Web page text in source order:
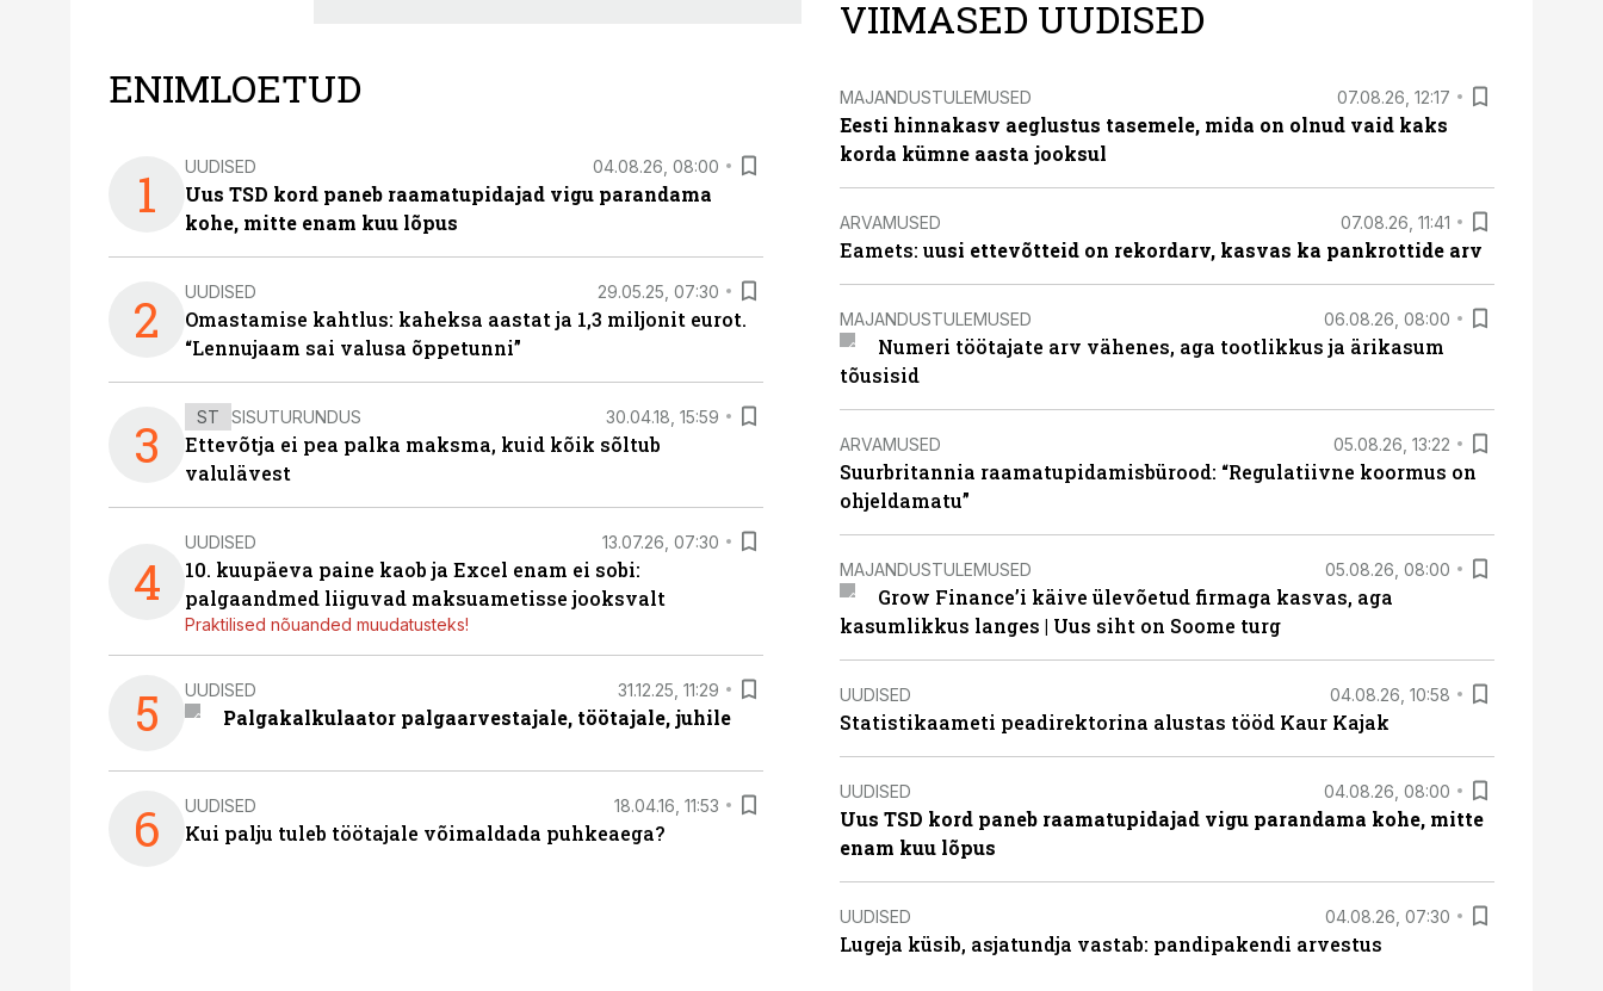
ENIMLOETUD
1 UUDISED 04.08.26, 08:00
Uus TSD kord paneb raamatupidajad vigu parandama
kohe, mitte enam kuu lõpus
2 UUDISED 29.05.25, 07:30
Omastamise kahtlus: kaheksa aastat ja 1,3 miljonit eurot.
“Lennujaam sai valusa õppetunni”
3 ST SISUTURUNDUS 30.04.18, 15:59
Ettevõtja ei pea palka maksma, kuid kõik sõltub
valulävest
4
UUDISED 13.07.26, 07:30
10. kuupäeva paine kaob ja Excel enam ei sobi:
palgaandmed liiguvad maksuametisse jooksvalt
Praktilised nõuanded muudatusteks!
5 UUDISED 31.12.25, 11:29
Palgakalkulaator palgaarvestajale, töötajale, juhile
6 UUDISED 18.04.16, 11:53
Kui palju tuleb töötajale võimaldada puhkeaega?
VIIMASED UUDISED
MAJANDUSTULEMUSED 07.08.26, 12:17
Eesti hinnakasv aeglustus tasemele, mida on olnud vaid kaks
korda kümne aasta jooksul
ARVAMUSED 07.08.26, 11:41
Eamets: uusi ettevõtteid on rekordarv, kasvas ka pankrottide arv
MAJANDUSTULEMUSED 06.08.26, 08:00
Numeri töötajate arv vähenes, aga tootlikkus ja ärikasum
tõusisid
ARVAMUSED 05.08.26, 13:22
Suurbritannia raamatupidamisbürood: “Regulatiivne koormus on
ohjeldamatu”
MAJANDUSTULEMUSED 05.08.26, 08:00
Grow Finance’i käive ülevõetud firmaga kasvas, aga
kasumlikkus langes | Uus siht on Soome turg
UUDISED 04.08.26, 10:58
Statistikaameti peadirektorina alustas tööd Kaur Kajak
UUDISED 04.08.26, 08:00
Uus TSD kord paneb raamatupidajad vigu parandama kohe, mitte
enam kuu lõpus
UUDISED 04.08.26, 07:30
Lugeja küsib, asjatundja vastab: pandipakendi arvestus